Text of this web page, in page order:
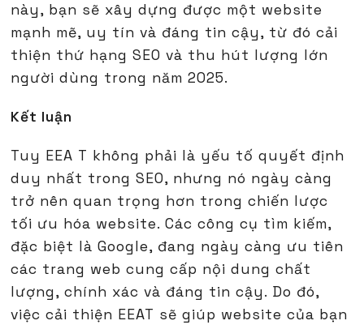
này, bạn sẽ xây dựng được một website
mạnh mẽ, uy tín và đáng tin cậy, từ đó cải
thiện thứ hạng SEO và thu hút lượng lớn
người dùng trong năm 2025.
Kết luận
Tuy EEA T không phải là yếu tố quyết định
duy nhất trong SEO, nhưng nó ngày càng
trở nên quan trọng hơn trong chiến lược
tối ưu hóa website. Các công cụ tìm kiếm,
đặc biệt là Google, đang ngày càng ưu tiên
các trang web cung cấp nội dung chất
lượng, chính xác và đáng tin cậy. Do đó,
việc cải thiện EEAT sẽ giúp website của bạn